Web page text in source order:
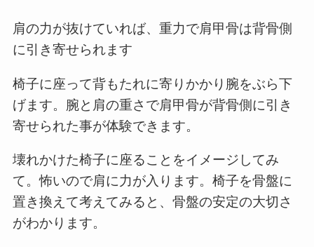
肩の力が抜けていれば、重力で肩甲骨は背骨側
に引き寄せられます
椅子に座って背もたれに寄りかかり腕をぶら下
げます。腕と肩の重さで肩甲骨が背骨側に引き
寄せられた事が体験できます。
壊れかけた椅子に座ることをイメージしてみ
て。怖いので肩に力が入ります。椅子を骨盤に
置き換えて考えてみると、骨盤の安定の大切さ
がわかります。